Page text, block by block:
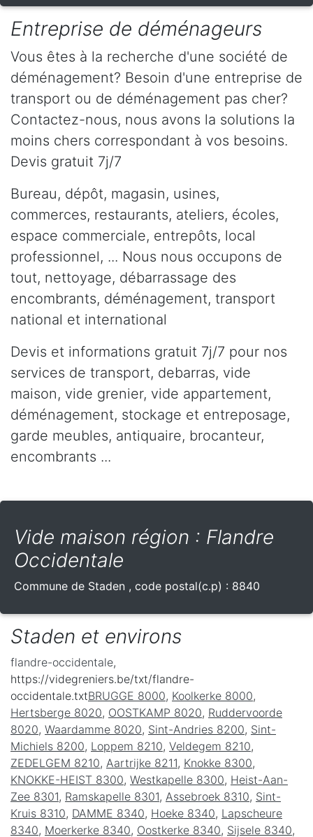
Entreprise de déménageurs
Vous êtes à la recherche d'une société de
déménagement? Besoin d'une entreprise de
transport ou de déménagement pas cher?
Contactez-nous, nous avons la solutions la
moins chers correspondant à vos besoins.
Devis gratuit 7j/7
Bureau, dépôt, magasin, usines,
commerces, restaurants, ateliers, écoles,
espace commerciale, entrepôts, local
professionnel, ... Nous nous occupons de
tout, nettoyage, débarrassage des
encombrants, déménagement, transport
national et international
Devis et informations gratuit 7j/7 pour nos
services de transport, debarras, vide
maison, vide grenier, vide appartement,
déménagement, stockage et entreposage,
garde meubles, antiquaire, brocanteur,
encombrants ...
Vide maison région : Flandre
Occidentale
Commune de Staden , code postal(c.p) : 8840
Staden et environs
flandre-occidentale,
https://videgreniers.be/txt/flandre-
occidentale.txtBRUGGE 8000, Koolkerke 8000,
Hertsberge 8020, OOSTKAMP 8020, Ruddervoorde
8020, Waardamme 8020, Sint-Andries 8200, Sint-
Michiels 8200, Loppem 8210, Veldegem 8210,
ZEDELGEM 8210, Aartrijke 8211, Knokke 8300,
KNOKKE-HEIST 8300, Westkapelle 8300, Heist-Aan-
Zee 8301, Ramskapelle 8301, Assebroek 8310, Sint-
Kruis 8310, DAMME 8340, Hoeke 8340, Lapscheure
8340, Moerkerke 8340, Oostkerke 8340, Sijsele 8340,